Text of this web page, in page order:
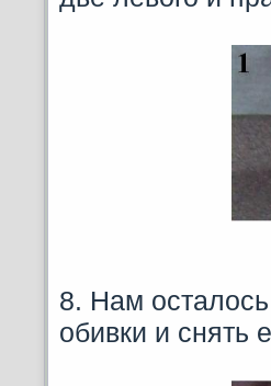
8. Нам
обивки и снять